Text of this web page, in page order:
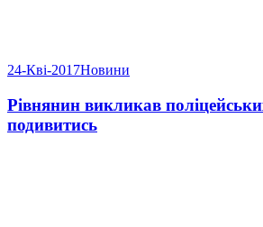
24-Кві-2017Новини
Рівнянин викликав
подивитись